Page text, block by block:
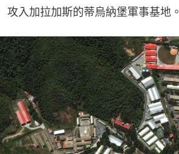
攻入加拉加斯的蒂烏納堡軍事基地。